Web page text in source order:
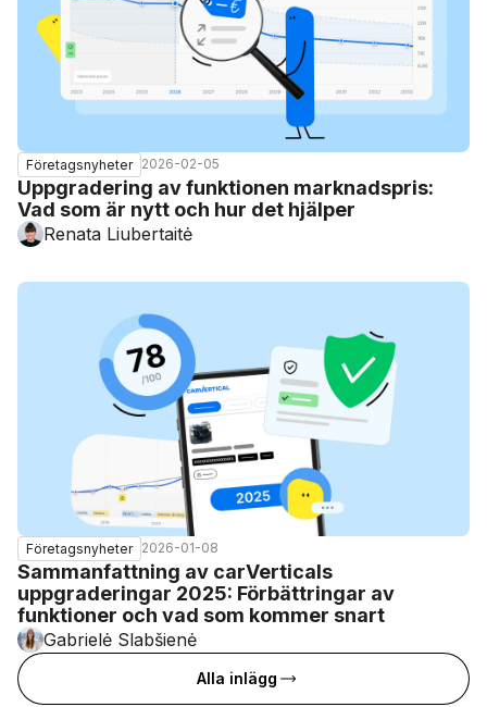
Företagsnyheter 2026-02-05
Uppgradering av funktionen marknadspris:
Vad som är nytt och hur det hjälper
Renata Liubertaitė
Företagsnyheter 2026-01-08
Sammanfattning av carVerticals
uppgraderingar 2025: Förbättringar av
funktioner och vad som kommer snart
Gabrielė Slabšienė
Alla inlägg